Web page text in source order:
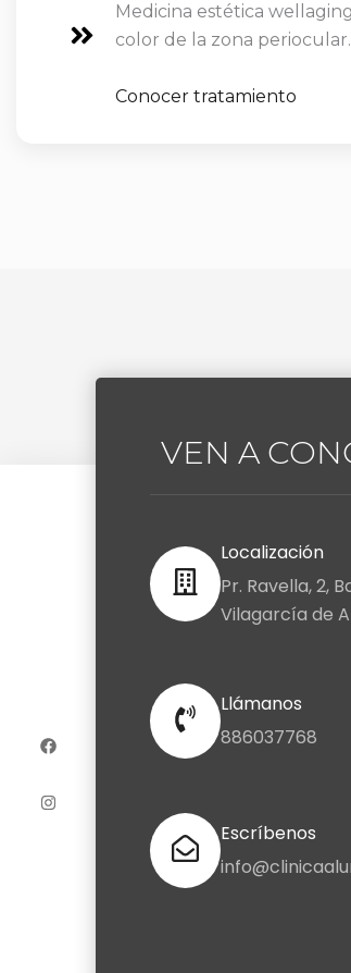
Medicina estética
color de la zona periocular.
Conocer tratamiento
c
e
o
k
s
t
r
a
VEN A
Localización
Pr. Ravella, 2,
Vilagarcía de
Llámanos
886037768
Escríbenos